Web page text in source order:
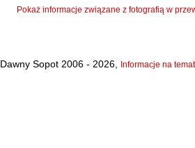
Pokaż informacje związane z fotografią w
Dawny Sopot 2006 - 2026, Informacje na